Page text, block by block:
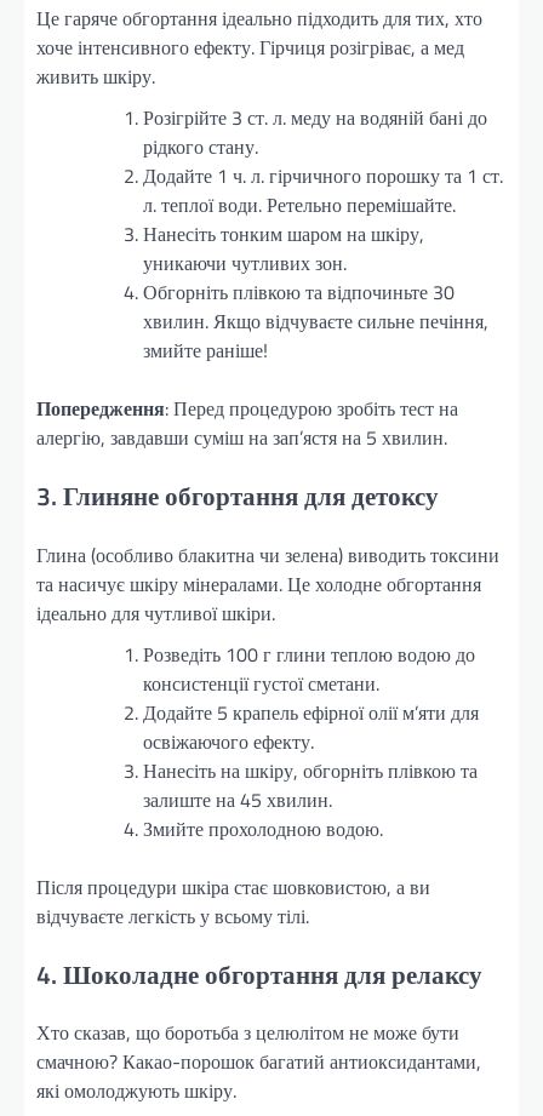
Це гаряче обгортання ідеально підходить для тих, хто
хоче інтенсивного ефекту. Гірчиця розігріває, а мед
живить шкіру.
Розігрійте 3 ст. л. меду на водяній бані до
рідкого стану.
Додайте 1 ч. л. гірчичного порошку та 1 ст.
л. теплої води. Ретельно перемішайте.
Нанесіть тонким шаром на шкіру,
уникаючи чутливих зон.
Обгорніть плівкою та відпочиньте 30
хвилин. Якщо відчуваєте сильне печіння,
змийте раніше!
Попередження: Перед процедурою зробіть тест на
алергію, завдавши суміш на зап’ястя на 5 хвилин.
3. Глиняне обгортання для детоксу
Глина (особливо блакитна чи зелена) виводить токсини
та насичує шкіру мінералами. Це холодне обгортання
ідеально для чутливої шкіри.
Розведіть 100 г глини теплою водою до
консистенції густої сметани.
Додайте 5 крапель ефірної олії м’яти для
освіжаючого ефекту.
Нанесіть на шкіру, обгорніть плівкою та
залиште на 45 хвилин.
Змийте прохолодною водою.
Після процедури шкіра стає шовковистою, а ви
відчуваєте легкість у всьому тілі.
4. Шоколадне обгортання для релаксу
Хто сказав, що боротьба з целюлітом не може бути
смачною? Какао-порошок багатий антиоксидантами,
які омолоджують шкіру.